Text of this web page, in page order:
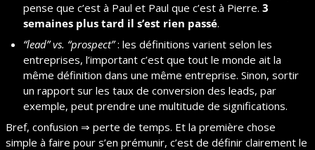
pense que c’est à Paul et Paul que c’est à Pierre. 3
semaines plus tard il s’est rien passé.
“lead” vs. “prospect” : les définitions varient selon les
entreprises, l’important c’est que tout le monde ait la
même définition dans une même entreprise. Sinon, sortir
un rapport sur les taux de conversion des leads, par
exemple, peut prendre une multitude de significations.
Bref, confusion ⇒ perte de temps. Et la première chose
simple à faire pour s’en prémunir, c’est de définir clairement le